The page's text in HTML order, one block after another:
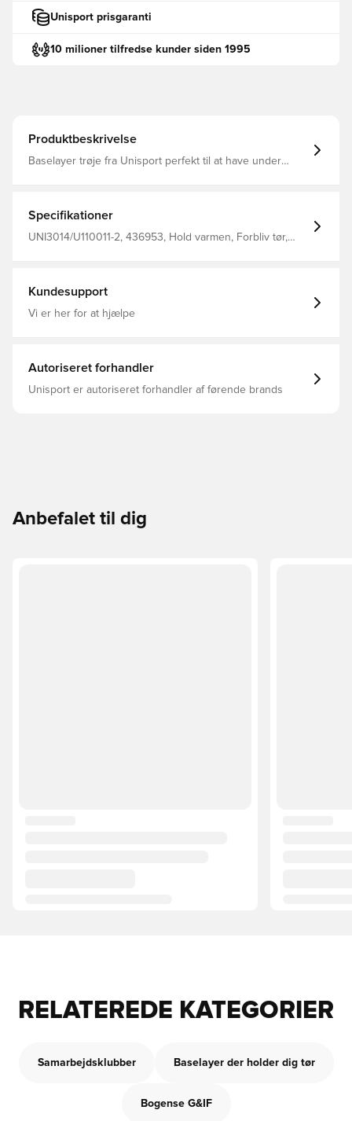
Unisport prisgaranti
10 milioner tilfredse kunder siden 1995
Produktbeskrivelse
Baselayer trøje fra Unisport perfekt til at have under
design for maksimal komfort Fremstillet i 92% polyester
og 8% elastan.
Specifikationer
UNI3014/U110011-2, 436953, Hold varmen, Forbliv tør,
Kundesupport
Vi er her for at hjælpe
Autoriseret forhandler
Unisport er autoriseret forhandler af førende brands
Anbefalet til dig
RELATEREDE KATEGORIER
Samarbejdsklubber Baselayer der holder dig tør
Bogense G&IF